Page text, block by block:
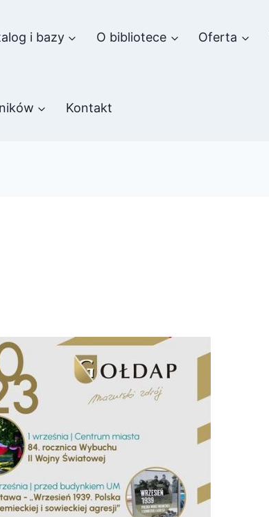
i bazy O bibliotece Oferta
Kontakt